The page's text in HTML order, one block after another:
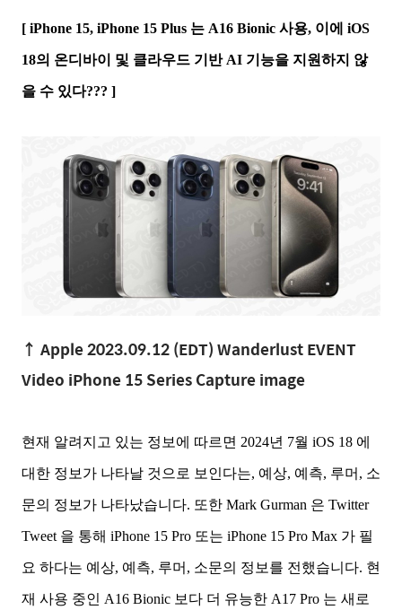
[ iPhone 15, iPhone 15 Plus 는 A16 Bionic 사용, 이에 iOS
18의 온디바이 및 클라우드 기반 AI 기능을 지원하지 않
을 수 있다??? ]
↑ Apple 2023.09.12 (EDT) Wanderlust EVENT
Video iPhone 15 Series Capture image
현재 알려지고 있는 정보에 따르면 2024년 7월 iOS 18 에
대한 정보가 나타날 것으로 보인다는, 예상, 예측, 루머, 소
문의 정보가 나타났습니다. 또한 Mark Gurman 은 Twitter
Tweet 을 통해 iPhone 15 Pro 또는 iPhone 15 Pro Max 가 필
요 하다는 예상, 예측, 루머, 소문의 정보를 전했습니다. 현
재 사용 중인 A16 Bionic 보다 더 유능한 A17 Pro 는 새로